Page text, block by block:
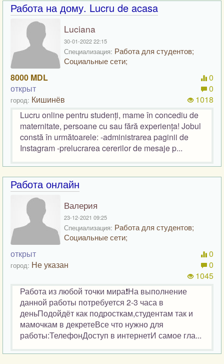
Работа на дому. Lucru de acasa
Luciana
30-01-2022 22:15
Специализация: Работа для студентов;
Социальные сети;
8000 MDL
открыт
город: Кишинёв
0
0
1018
Lucru online pentru studenți, mame în concediu de
maternitate, persoane cu sau fără experiența! Jobul
constă în următoarele: -administrarea paginii de
Instagram -prelucrarea cererilor de mesaje p...
Работа онлайн
Валерия
23-12-2021 09:25
Специализация: Работа для студентов;
Социальные сети;
открыт
город: Не указан
0
0
1045
Работа из любой точки мира❗На выполнение
данной работы потребуется 2-3 часа в
деньПодойдёт как подросткам,студентам так и
мамочкам в декретеВсе что нужно для
работы:ТелефонДоступ в интернетИ самое гла...